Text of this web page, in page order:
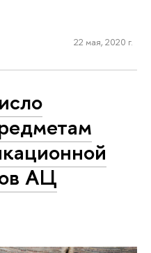
22 мая, 2020 г.
АЦ